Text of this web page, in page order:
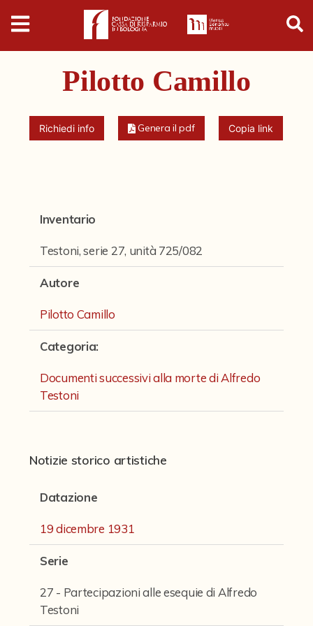
Digital
Humanities
Donazioni
Pubblicazioni
Disegni
Fondi archivistici e raccolte documentarie
Aemilia Ars
Collezione Brighetti
Collezione Matteuzzi
Ex libris Cavalieri
Caricature, disegni, figurini, miscellanea
Opere teatrali di Alfredo Testoni
Romanzi, conferenze e articoli
Pilotto Camillo
Richiedi info Genera il pdf Copia link
Inventario
Testoni, serie 27, unità 725/082
Autore
Pilotto Camillo
Categoria:
Documenti successivi alla morte di Alfredo
Testoni
Notizie storico artistiche
Datazione
19 dicembre 1931
Serie
27 - Partecipazioni alle esequie di Alfredo
Testoni